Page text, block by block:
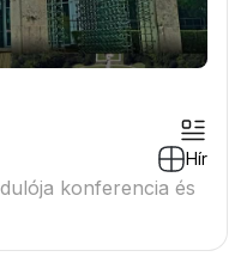
Hír
konferencia és